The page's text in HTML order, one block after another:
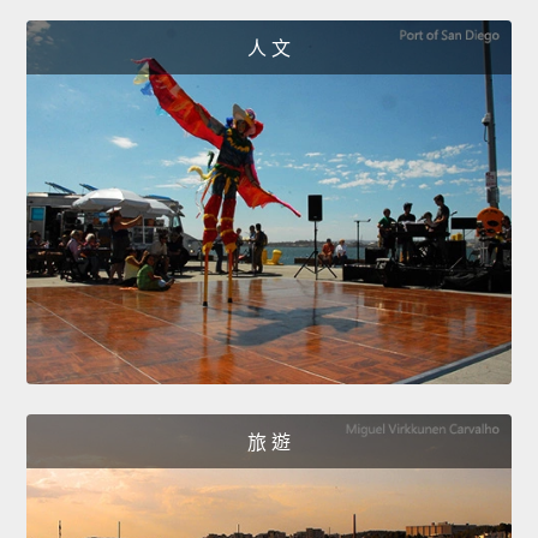
人 文
旅 遊